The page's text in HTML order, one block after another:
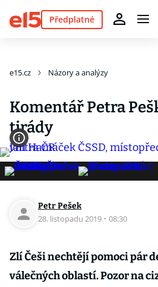
Předplatné
e15.cz Názory a analýzy
Komentář Petra
tirády
Petr Pešek
28. listopadu 2019 · 08:30
Zlí Češi nechtějí pomoci pár
válečných oblastí. Pozor na